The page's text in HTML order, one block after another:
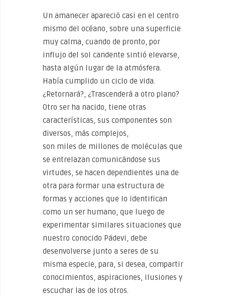
Un amanecer apareció casi en el centro
mismo del océano, sobre una superficie
muy calma, cuando de pronto, por
influjo del sol candente sintió elevarse,
hasta algún lugar de la atmósfera.
Había cumplido un ciclo de vida.
¿Retornará?, ¿Trascenderá a otro plano?
Otro ser ha nacido, tiene otras
características, sus componentes son
diversos, más complejos,
son miles de millones de moléculas que
se entrelazan comunicándose sus
virtudes, se hacen dependientes una de
otra para formar una estructura de
formas y acciones que lo identifican
como un ser humano, que luego de
experimentar similares situaciones que
nuestro conocido Pádevi, debe
desenvolverse junto a seres de su
misma especie, para, si desea, compartir
conocimientos, aspiraciones, ilusiones y
escuchar las de los otros.